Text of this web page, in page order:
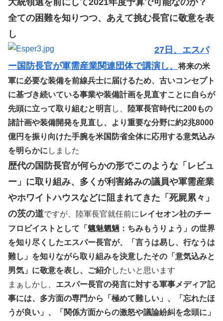
全ての困難を知りつつ、あえて挑む長官に敬意を表
し
27日、エスパ
ー国防長官が軍需産業関連団体で講演し、将来の米
軍に必要な装備を前線兵士に届けるため、古いコンセプト
に基づき続いている事業や装備計画を見直すことに自らが
先頭に立って取り組むと明言し、
陸軍長官時代に200もの
諸計画や装備開発を見直し、より重要な分野に約2兆8000
億円を振り向けた手腕を米国防省全体に応用する意気込み
を明らかに しました
歴代の国防長官が何らかの形でこのような「レビュ
ー」に取り組み、多くが利害絡みの議員や軍需産業
やホワイトハウスなどに阻まれてきた「死屍累々」
の茨の道ですが、陸軍長官就任前に レイセオン社のチー
フロビイストとして「魑魅魍魎：ちみもうりょう」の世界
を知り尽くしたエスパー長官が、「言うは易し、行なうは
難し」を知りながら取り組みを決意したその「意気込みと
男気」に敬意を表し、ご紹介したいと思います
まぁしかし、 エスパー長官の発言に対する軍事メディア記
事には、多方面の専門から「極めて難しい」、「忘れたほ
うが良い」、「関係方面からの激怒や議論紛糾を念頭に」